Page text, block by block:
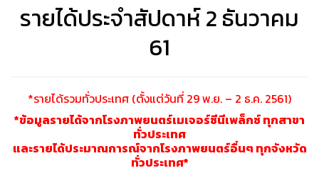
รายได้ประจำสัปดาห์ 2 ธันวาคม
61
*รายได้รวมทั่วประเทศ (ตั้งแต่วันที่ 29 พ.ย. – 2 ธ.ค. 2561)
*ข้อมูลรายได้จากโรงภาพยนตร์เมเจอร์ซีนีเพล็กซ์ ทุกสาขา
ทั่วประเทศ
และรายได้ประมาณการณ์จากโรงภาพยนตร์อื่นๆ ทุกจังหวัด
ทั่วประเทศ*